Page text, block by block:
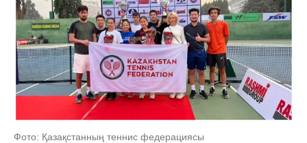
Фото: Қазақстанның теннис федерациясы